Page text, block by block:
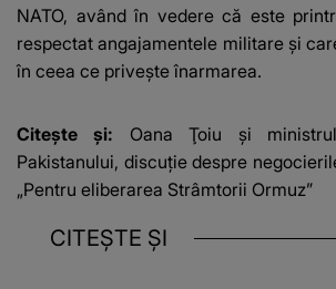
NATO, având în vedere că este
respectat angajamentele militare și
în ceea ce privește înarmarea.
Citește și: Oana Ţoiu și
Pakistanului, discuție despre
„Pentru eliberarea Strâmtorii Ormuz”
CITEȘTE ȘI